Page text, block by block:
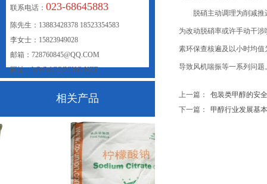
脱硝主动调理为削减推迟
为改动脱硝率或许手动干
素环保查核遍及以小时均
导致风机喘振等一系列问
上一篇：
包装类甲醇的安
下一篇：
甲醇行业发展基
联系电话： 023-68645883
陈先生：13883428378 18523354583
李女士：15823949028
邮箱：728760845@QQ.COM
网址：WWW.CQZCHG.NET
联系我们
相关产品